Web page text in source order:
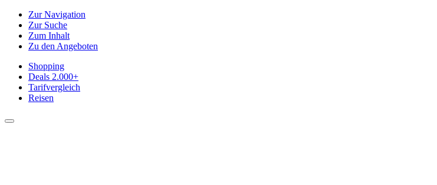
Zur Navigation
Zur Suche
Zum Inhalt
Zu den Angeboten
Shopping
Deals 2.000+
Tarifvergleich
Reisen